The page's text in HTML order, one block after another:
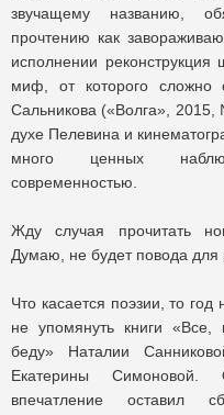
звучащему названию,
прочтению как
исполнении
миф, от которого сложно
Сальникова («Волга»,
духе Пелевина и
много ценных
современностью.
Жду случая прочитать
Думаю, не будет повода для
Что касается поэзии, то
не упомянуть книги
беду» Наталии
Екатерины Симоновой.
впечатление оставил